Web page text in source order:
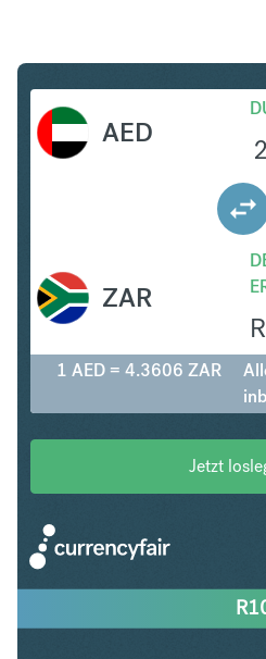
AED
R
ZAR
1 AED = 4.3606 ZAR
Jetzt
R